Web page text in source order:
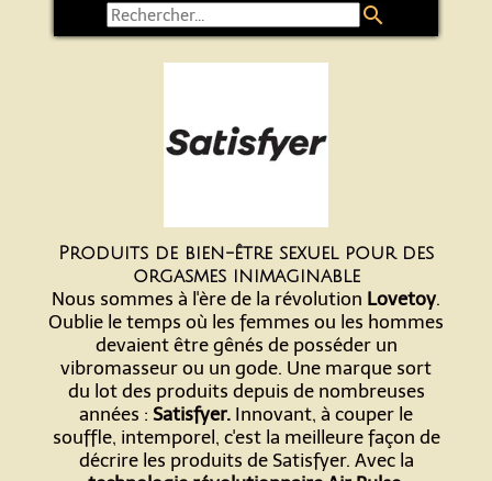
search
Produits de bien-être sexuel pour des
orgasmes inimaginable
Nous sommes à l'ère de la révolution Lovetoy.
Oublie le temps où les femmes ou les hommes
devaient être gênés de posséder un
vibromasseur ou un gode. Une marque sort
du lot des produits depuis de nombreuses
années : Satisfyer. Innovant, à couper le
souffle, intemporel, c'est la meilleure façon de
décrire les produits de Satisfyer. Avec la